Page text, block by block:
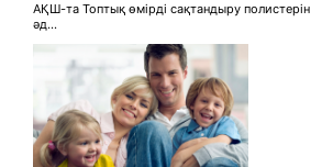
АҚШ-та Топтық өмірді сақтандыру полистерін
әд...